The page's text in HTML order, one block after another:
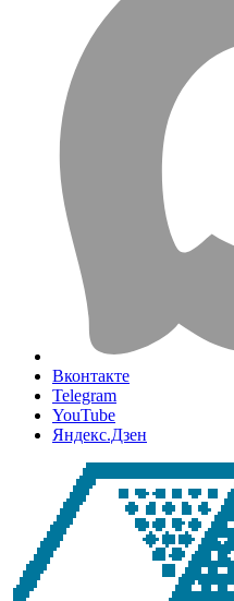
Вконтакте
Telegram
YouTube
Яндекс.Дзен